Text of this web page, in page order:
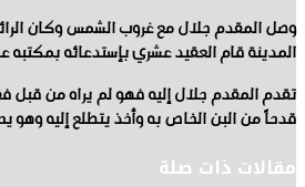
وصل المقدم جلال مع غروب الشمس وكان
المدينة قام العقيد عشري بإستدعائه بمكتبه
تقدم المقدم جلال إليه فهو لم يراه من
قدحاً من البن الخاص به وأخذ يتطلع إليه
مقالات ذات صلة